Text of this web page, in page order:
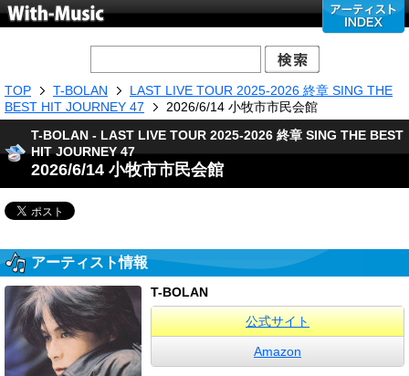
TOP T-BOLAN
LAST LIVE TOUR 2025-2026 終章 SING THE
BEST HIT JOURNEY 47
2026/6/14 小牧市市民会館
T-BOLAN - LAST LIVE TOUR 2025-2026 終章 SING THE BEST
HIT JOURNEY 47
2026/6/14 小牧市市民会館
アーティスト情報
T-BOLAN
公式サイト
Amazon